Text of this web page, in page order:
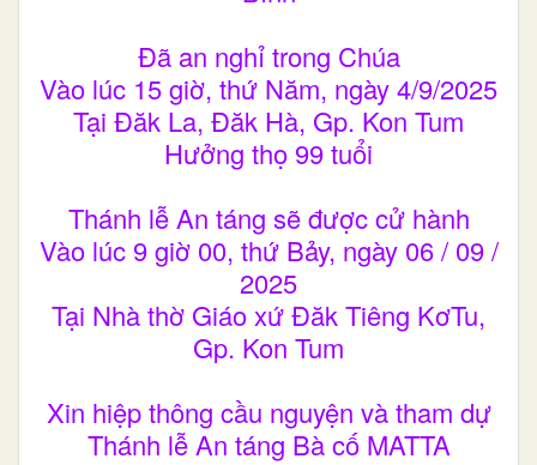
Đã an nghỉ trong Chúa
Vào lúc 15 giờ, thứ Năm, ngày 4/9/2025
Tại Đăk La, Đăk Hà, Gp. Kon Tum
Hưởng thọ 99 tuổi
Thánh lễ An táng sẽ được cử hành
Vào lúc 9 giờ 00, thứ Bảy, ngày 06 / 09 /
2025
Tại Nhà thờ Giáo xứ Đăk Tiêng KơTu,
Gp. Kon Tum
Xin hiệp thông cầu nguyện và tham dự
Thánh lễ An táng Bà cố MATTA